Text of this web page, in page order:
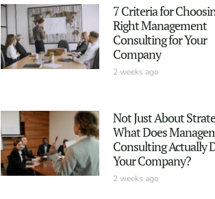
7 Criteria for
Right Management
Consulting for Your
Company
2 weeks ago
Not Just About
What Does
Consulting Actually
Your Company?
2 weeks ago